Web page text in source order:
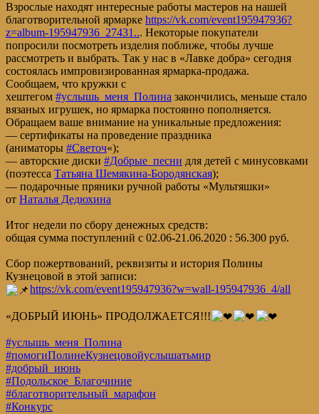
Взрослые находят интересные работы мастеров на нашей
благотворительной ярмарке https://vk.com/event195947936?
z=album-195947936_27431... Некоторые покупатели
попросили посмотреть изделия поближе, чтобы лучше
рассмотреть и выбрать. Так у нас в «Лавке добра» сегодня
состоялась импровизированная ярмарка-продажа.
Сообщаем, что кружки с
хештегом #услышь_меня_Полина закончились, меньше стало
вязаных игрушек, но ярмарка постоянно пополняется.
Обращаем ваше внимание на уникальные предложения:
— сертификаты на проведение праздника
(аниматоры #Светоч«);
— авторские диски #Добрые_песни для детей с минусовками
(поэтесса Татьяна Шемякина-Бородянская);
— подарочные пряники ручной работы «Мультяшки»
от Наталья Дедюхина
Итог недели по сбору денежных средств:
общая сумма поступлений с 02.06-21.06.2020 : 56.300 руб.
Сбор пожертвований, реквизиты и история Полины
Кузнецовой в этой записи:
https://vk.com/event195947936?w=wall-195947936_4/all
«ДОБРЫЙ ИЮНЬ» ПРОДОЛЖАЕТСЯ!!!
#услышь_меня_Полина
#помогиПолинеКузнецовойуслышатьмир
#добрый_июнь
#Подольское_Благочиние
#благотворительный_марафон
#Конкурс